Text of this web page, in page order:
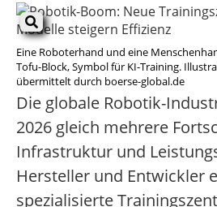
Eine Roboterhand und eine
Tofu-Block, Symbol für KI-Training.
übermittelt durch boerse-global.de
Die globale Robotik-
2026 gleich mehrere
Infrastruktur und
Hersteller und Entwickler
spezialisierte